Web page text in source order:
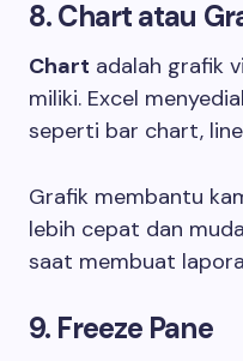
8. Chart atau
Chart adalah grafik
miliki. Excel
seperti bar chart,
Grafik membantu
lebih cepat dan
saat membuat
9. Freeze Pane